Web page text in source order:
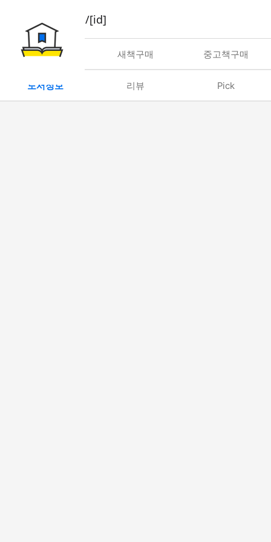
book/rent/[id]
대여 새책구매 중고책구매
도서정보 리뷰 Pick